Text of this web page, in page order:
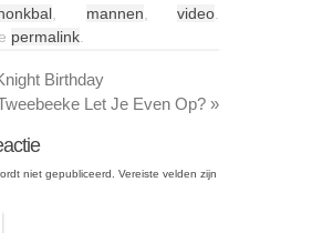
mannen ,video
permalink
Birthday
Let Je Even Op? »
niet gepubliceerd.
Vereiste velden zijn